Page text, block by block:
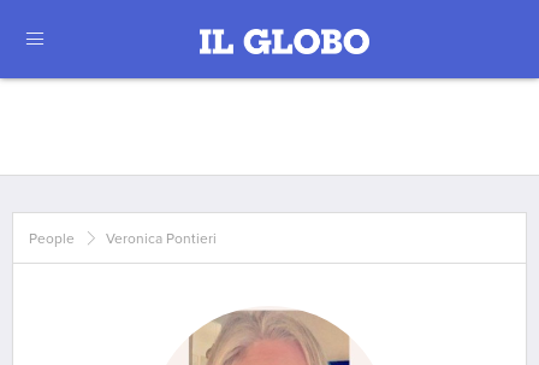
People Veronica Pontieri